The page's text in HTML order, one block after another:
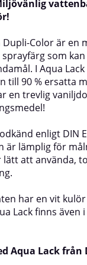
71-3,
är lämplig
är
snabbt
här
Aqua Lack
kulörer, du
med
–
även
av
inredning.
enkel
och har
variant
med
Lack
möbler,
speciell
- Efter
Dupli-Color är en
som
I Aqua
till 90 % ersatta
en trevlig
enligt DIN
är lämplig för
lätt att använda,
har en vit kulör
Lack finns även
Aqua Lack från